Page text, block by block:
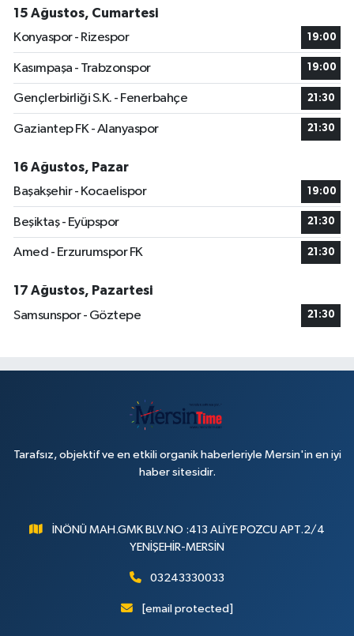
15 Ağustos, Cumartesi
Konyaspor - Rizespor
19:00
Kasımpaşa - Trabzonspor 19:00
Gençlerbirliği S.K. - Fenerbahçe 21:30
Gaziantep FK - Alanyaspor 21:30
16 Ağustos, Pazar
Başakşehir - Kocaelispor
19:00
Beşiktaş - Eyüpspor 21:30
Amed - Erzurumspor FK 21:30
17 Ağustos, Pazartesi
Samsunspor - Göztepe
21:30
Tarafsız, objektif ve en etkili organik haberleriyle Mersin'in en iyi
haber sitesidir.
İNÖNÜ MAH.GMK BLV.NO :413 ALİYE POZCU APT.2/4
YENİŞEHİR-MERSİN
03243330033
[email protected]